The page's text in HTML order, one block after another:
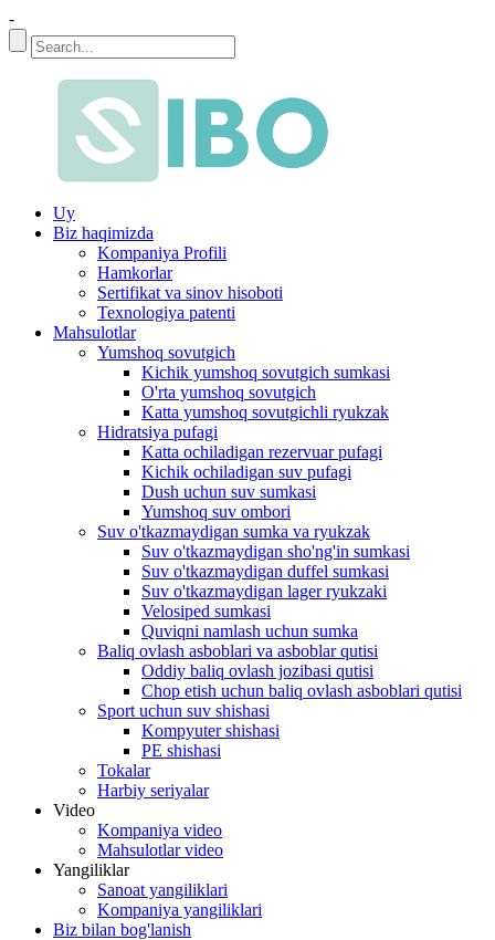
-
Uy
Biz haqimizda
Kompaniya Profili
Hamkorlar
Sertifikat va sinov hisoboti
Texnologiya patenti
Mahsulotlar
Yumshoq sovutgich
Kichik yumshoq sovutgich sumkasi
O'rta yumshoq sovutgich
Katta yumshoq sovutgichli ryukzak
Hidratsiya pufagi
Katta ochiladigan rezervuar pufagi
Kichik ochiladigan suv pufagi
Dush uchun suv sumkasi
Yumshoq suv ombori
Suv o'tkazmaydigan sumka va ryukzak
Suv o'tkazmaydigan sho'ng'in sumkasi
Suv o'tkazmaydigan duffel sumkasi
Suv o'tkazmaydigan lager ryukzaki
Velosiped sumkasi
Quviqni namlash uchun sumka
Baliq ovlash asboblari va asboblar qutisi
Oddiy baliq ovlash jozibasi qutisi
Chop etish uchun baliq ovlash asboblari qutisi
Sport uchun suv shishasi
Kompyuter shishasi
PE shishasi
Tokalar
Harbiy seriyalar
Video
Kompaniya video
Mahsulotlar video
Yangiliklar
Sanoat yangiliklari
Kompaniya yangiliklari
Biz bilan bog'lanish